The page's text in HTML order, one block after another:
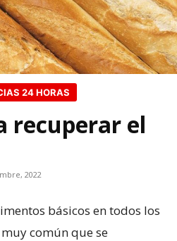
24 HORAS
recuperar el
2022
básicos en todos los
común que se